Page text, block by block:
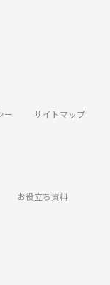
ー サイトマップ
お役立ち資料